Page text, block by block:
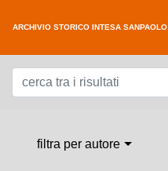
ARCHIVIO STORICO INTESA SANPAOLO
filtra per autore